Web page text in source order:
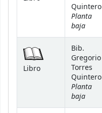
Quintero
Planta
baja
Libro
Bib.
Gregorio
Torres
Quintero
Planta
baja